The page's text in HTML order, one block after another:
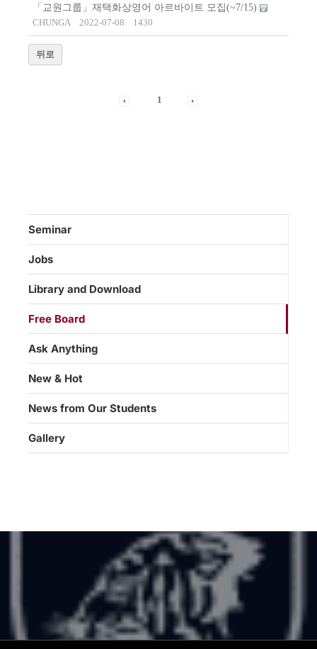
「교원그룹」재택화상영어 아르바이트 모집(~7/15)
CHUNGA
2022-07-08 1430
뒤로
1
Seminar
Jobs
Library and Download
Free Board
Ask Anything
New & Hot
News from Our Students
Gallery